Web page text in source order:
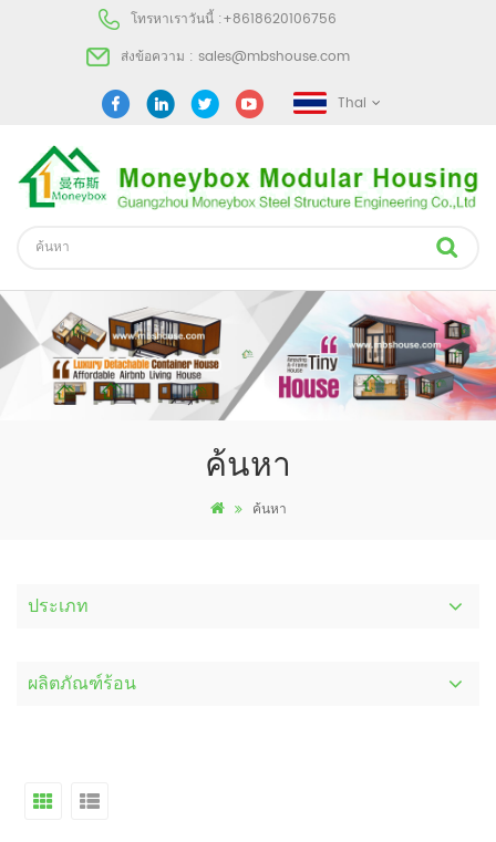
โทรหาเราวันนี้ :+8618620106756
ส่งข้อความ : sales@mbshouse.com
Thai
ค้นหา
ค้นหา
ประเภท
ผลิตภัณฑ์ร้อน